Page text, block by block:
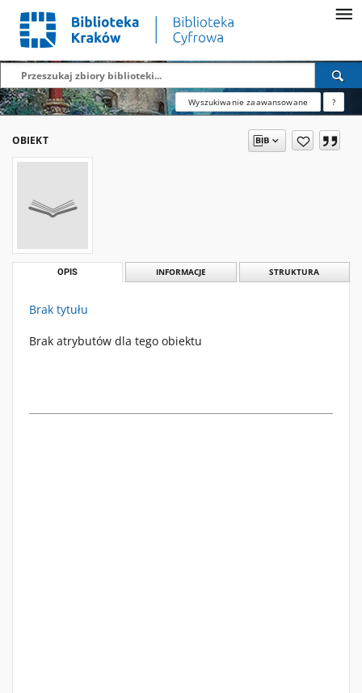
Wyszukiwanie zaawansowane ?
OBIEKT
OPIS INFORMACJE STRUKTURA
Brak tytułu
Brak atrybutów dla tego obiektu